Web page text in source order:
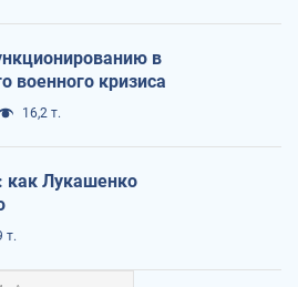
в
военного кризиса
16,2 т.
как Лукашенко
т.